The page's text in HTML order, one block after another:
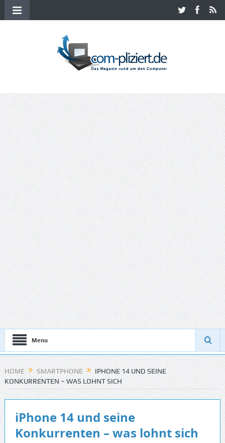
Menu
HOME SMARTPHONE
IPHONE 14 UND SEINE
KONKURRENTEN – WAS LOHNT SICH
iPhone 14 und seine
Konkurrenten – was lohnt sich